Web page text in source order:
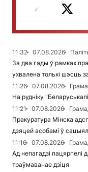
11:32 07.08.2026
За два гады ў рамках
ухвалена толькі шэсць
11:26
07.08.2026
На рудніку
11:21
07.08.2026
Пракуратура Мінска
дзяцей асобамі ў
11:16
07.08.2026
Ад непагадзі пацярпелі
траўмаванае дзіця